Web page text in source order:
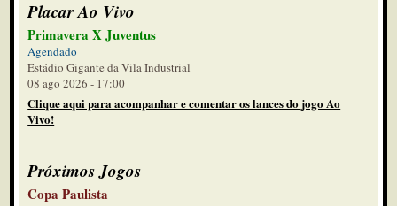
Placar Ao Vivo
Primavera X Juventus
Agendado
Estádio Gigante da Vila Industrial
08 ago 2026 - 17:00
Clique aqui para acompanhar e comentar os lances do jogo Ao
Vivo!
Próximos Jogos
Copa Paulista